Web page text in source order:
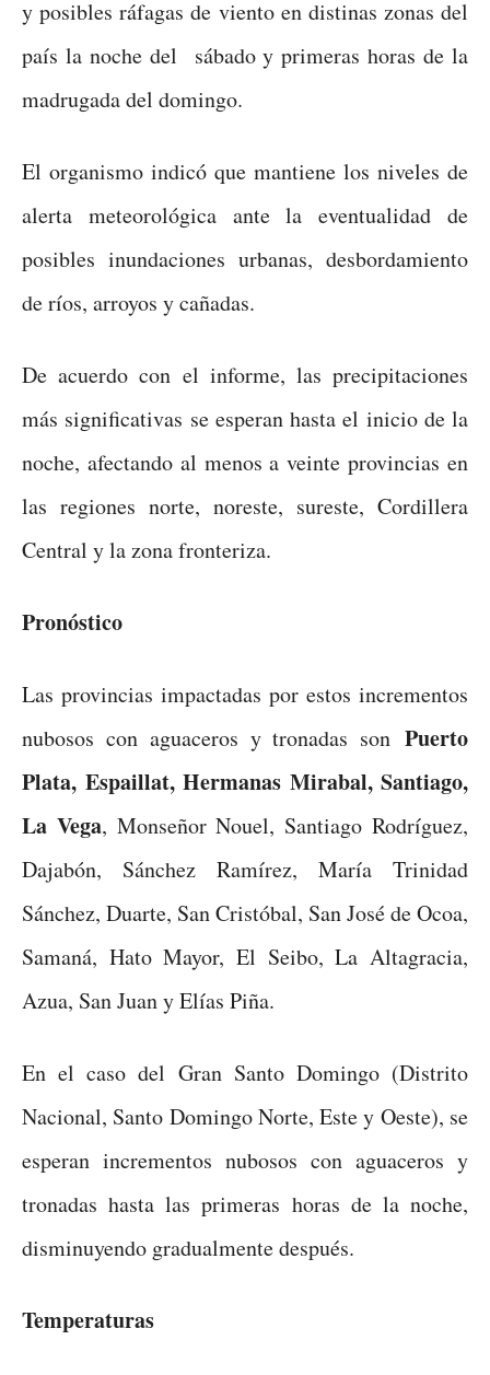
y posibles ráfagas de viento en distinas zonas del
país la noche del sábado y primeras horas de la
madrugada del domingo.
El organismo indicó que mantiene los niveles de
alerta meteorológica ante la eventualidad de
posibles inundaciones urbanas, desbordamiento
de ríos, arroyos y cañadas.
De acuerdo con el informe, las precipitaciones
más significativas se esperan hasta el inicio de la
noche, afectando al menos a veinte provincias en
las regiones norte, noreste, sureste, Cordillera
Central y la zona fronteriza.
Pronóstico
Las provincias impactadas por estos incrementos
nubosos con aguaceros y tronadas son Puerto
Plata, Espaillat, Hermanas Mirabal, Santiago,
La Vega, Monseñor Nouel, Santiago Rodríguez,
Dajabón, Sánchez Ramírez, María Trinidad
Sánchez, Duarte, San Cristóbal, San José de Ocoa,
Samaná, Hato Mayor, El Seibo, La Altagracia,
Azua, San Juan y Elías Piña.
En el caso del Gran Santo Domingo (Distrito
Nacional, Santo Domingo Norte, Este y Oeste), se
esperan incrementos nubosos con aguaceros y
tronadas hasta las primeras horas de la noche,
disminuyendo gradualmente después.
Temperaturas